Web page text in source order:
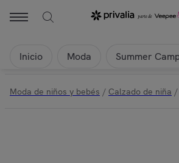
Inicio Moda Summer
Moda de niños y bebés / Calzado de niña /